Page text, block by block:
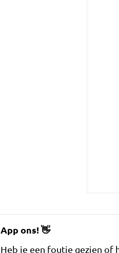
App ons!👋
Heb je een foutje gezien of